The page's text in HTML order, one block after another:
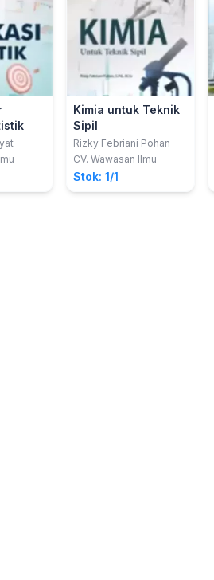
Kimia untuk Teknik
Sipil
Rizky Febriani Pohan
CV. Wawasan Ilmu
Stok: 1/1